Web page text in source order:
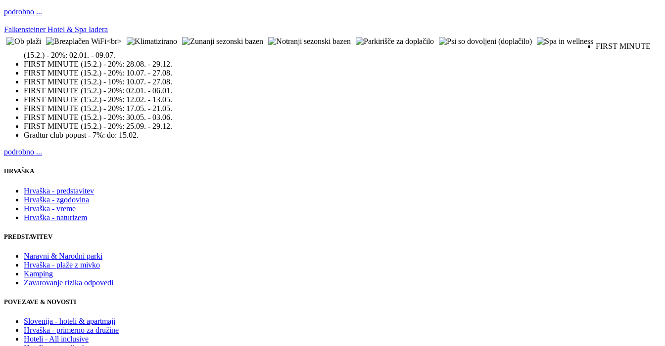
podrobno ...
Falkensteiner Hotel & Spa Iadera
FIRST MINUTE
(15.2.) - 20%: 02.01. - 09.07.
FIRST MINUTE (15.2.) - 20%: 28.08. - 29.12.
FIRST MINUTE (15.2.) - 20%: 10.07. - 27.08.
FIRST MINUTE (15.2.) - 10%: 10.07. - 27.08.
FIRST MINUTE (15.2.) - 20%: 02.01. - 06.01.
FIRST MINUTE (15.2.) - 20%: 12.02. - 13.05.
FIRST MINUTE (15.2.) - 20%: 17.05. - 21.05.
FIRST MINUTE (15.2.) - 20%: 30.05. - 03.06.
FIRST MINUTE (15.2.) - 20%: 25.09. - 29.12.
Gradtur club popust - 7%: do: 15.02.
podrobno ...
HRVAŠKA
Hrvaška - predstavitev
Hrvaška - zgodovina
Hrvaška - vreme
Hrvaška - naturizem
PREDSTAVITEV
Naravni & Narodni parki
Hrvaška - plaže z mivko
Kamping
Zavarovanje rizika odpovedi
POVEZAVE & NOVOSTI
Slovenija - hoteli & apartmaji
Hrvaška - primerno za družine
Hoteli - All inclusive